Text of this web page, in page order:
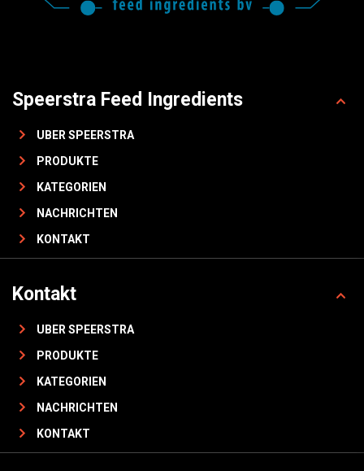
Speerstra Feed Ingredients
UBER SPEERSTRA
PRODUKTE
KATEGORIEN
NACHRICHTEN
KONTAKT
Kontakt
UBER SPEERSTRA
PRODUKTE
KATEGORIEN
NACHRICHTEN
KONTAKT